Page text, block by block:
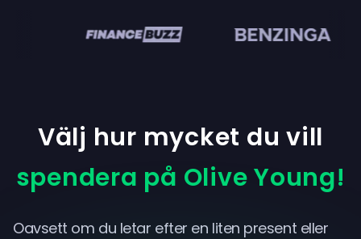
Välj hur mycket du vill
spendera på Olive Young!
Oavsett om du letar efter en liten present eller